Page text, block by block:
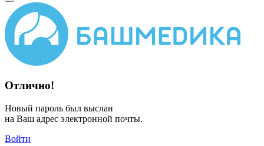
Отлично!
Новый пароль был выслан
на Ваш адрес электронной почты.
Войти